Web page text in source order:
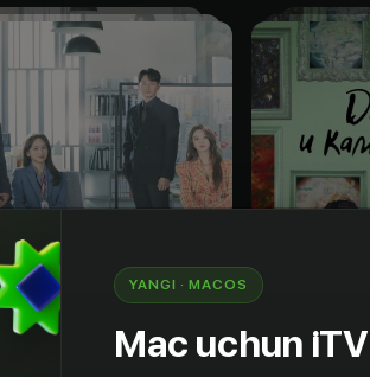
YANGI · MACOS
Mac uchun iTV